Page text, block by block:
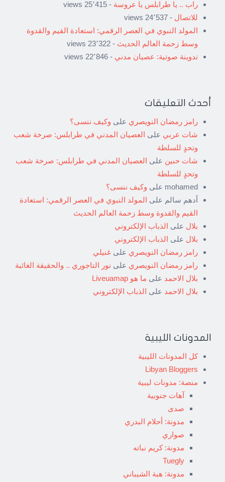
راب .. يا طرابلس يا عروسة - 25٬415 views
للاتصال - 24٬537 views
المولد النبوي في العصر الرقمي: استعادة القيم والقدوة
وسط زحمة العالم الحديث - 23٬322 views
تدوينة صوتية: عصيان مدني - 22٬846 views
أحدث التعليقات
رامز رمضان النويصري على وكيف ننسى؟
شات عربي على العصيان المدني في طرابلس: صرخة شعب
وتحدٍ للسلطة
شات حنين على العصيان المدني في طرابلس: صرخة شعب
وتحدٍ للسلطة
mohamed على وكيف ننسى؟
أدهم سالم على المولد النبوي في العصر الرقمي: استعادة
القيم والقدوة وسط زحمة العالم الحديث
بلال على الذباب الإلكتروني
بلال على الذباب الإلكتروني
رامز رمضان النويصري على غنيلي
رامز رمضان النويصري على نور التاجوري .. والحقيقة الغائبة
بلال الاحمد على ما هو Liveuamap
بلال الاحمد على الذباب الإلكتروني
المدونات الليبية
كل المدونات الليبية
Libyan Bloggers
منصة: مدونات ليبية
آهات جنوبية
صدى
مدونة: أحلام البدري
صواري
مدونة: كريم نباته
Tuegly
مدونة: هبة الشيباني